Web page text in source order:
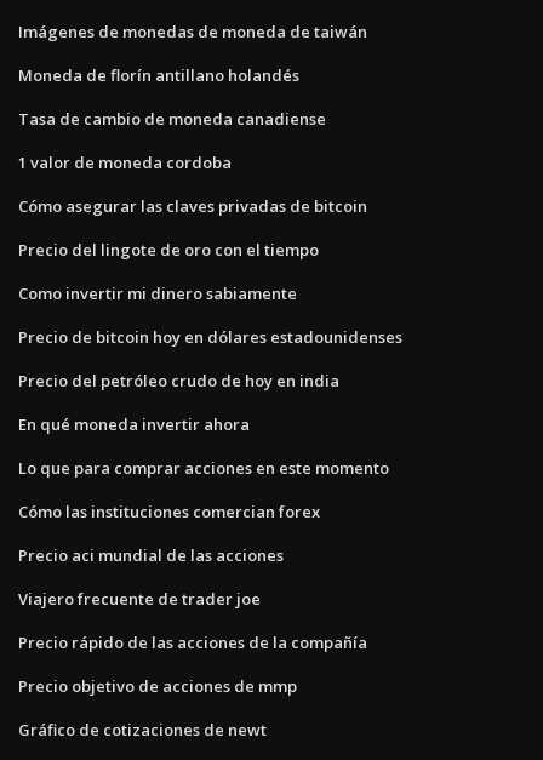
Imágenes de monedas de moneda de taiwán
Moneda de florín antillano holandés
Tasa de cambio de moneda canadiense
1 valor de moneda cordoba
Cómo asegurar las claves privadas de bitcoin
Precio del lingote de oro con el tiempo
Como invertir mi dinero sabiamente
Precio de bitcoin hoy en dólares estadounidenses
Precio del petróleo crudo de hoy en india
En qué moneda invertir ahora
Lo que para comprar acciones en este momento
Cómo las instituciones comercian forex
Precio aci mundial de las acciones
Viajero frecuente de trader joe
Precio rápido de las acciones de la compañía
Precio objetivo de acciones de mmp
Gráfico de cotizaciones de newt